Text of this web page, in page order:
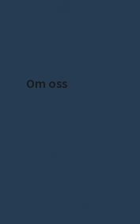
Om oss